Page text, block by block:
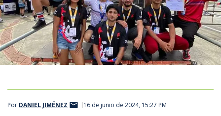
Por DANIEL JIMÉNEZ 16 de junio de 2024, 15:27 PM